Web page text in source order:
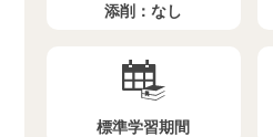
添削：なし
標準学習期間